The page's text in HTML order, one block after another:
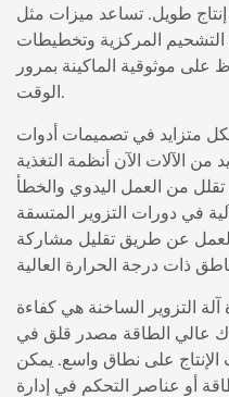
طويل. تساعد ميزات مثل
التشحيم المركزية وتخطيطات
على موثوقية الماكينة بمرور
الوقت.
متزايد في تصميمات أدوات
من الآلات الآن أنظمة التغذية
تقلل من العمل اليدوي والخطأ
في دورات التزوير المتسقة
عن طريق تقليل مشاركة
التزوير الساخنة هي كفاءة
عالي الطاقة مصدر قلق في
الإنتاج على نطاق واسع. يمكن
أو عناصر التحكم في إدارة